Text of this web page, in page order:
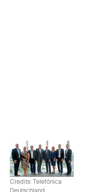
Credits: Telefónica
Deutschland